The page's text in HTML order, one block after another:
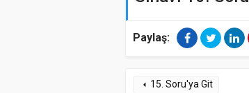
Paylaş:
arrow_left 15. Soru'ya Git